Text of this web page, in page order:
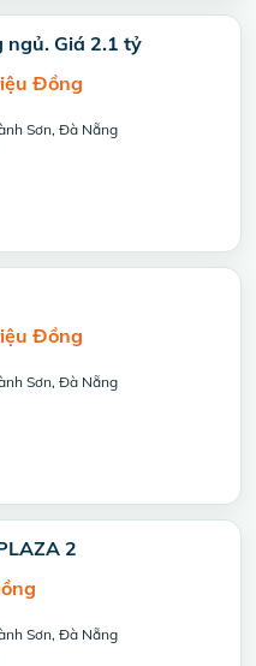
ngủ. Giá 2.1 tỷ
Đồng
Sơn, Đà Nẵng
Đồng
Sơn, Đà Nẵng
2
Sơn, Đà Nẵng